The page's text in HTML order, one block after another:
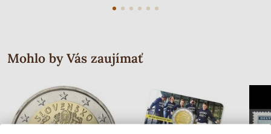
Mohlo by Vás zaujímať